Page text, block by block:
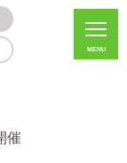
MENU
催